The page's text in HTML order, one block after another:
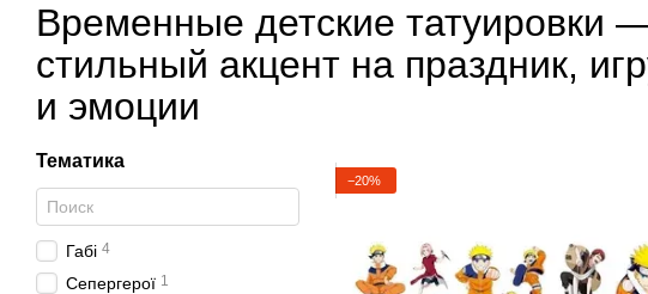
Временные детские татуировки
стильный акцент на праздник,
и эмоции
−20%
Тематика
Габі 4
Сепергерої 1